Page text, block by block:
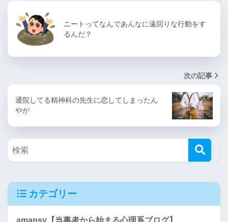
ニートってなんであんなに遠回りな行動をす
るんだ？
次の記事
通院してる精神科の先生に恋してしまったん
やが
カテゴリー
amapsy【当事者から始まる心理系ブログ】